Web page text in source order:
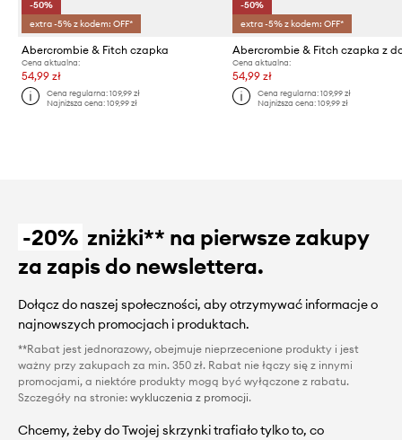
-50%
extra -5% z kodem: OFF*
Abercrombie & Fitch czapka
Cena aktualna:
54,99 zł
Cena regularna:109,99 zł
Najniższa cena:109,99 zł
-50%
extra -5% z kodem: OFF*
Cena aktualna:
54,99 zł
Cena regularna: 109,99 zł
Najniższa cena: 109,99 zł
-20% zniżki** na pierwsze zakupy
za zapis do newslettera.
Dołącz do naszej społeczności, aby otrzymywać informacje o
najnowszych promocjach i produktach.
**Rabat jest jednorazowy, obejmuje nieprzecenione produkty i jest
ważny przy zakupach za min. 350 zł. Rabat nie łączy się z innymi
promocjami, a niektóre produkty mogą być wyłączone z rabatu.
Szczegóły na stronie: wykluczenia z promocji.
Chcemy, żeby do Twojej skrzynki trafiało tylko to, co